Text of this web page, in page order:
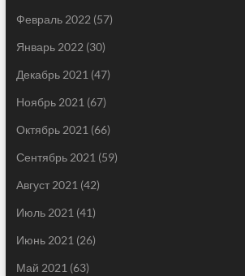
Февраль 2022 (57)
Январь 2022 (30)
Декабрь 2021 (47)
Ноябрь 2021 (67)
Октябрь 2021 (66)
Сентябрь 2021 (59)
Август 2021 (42)
Июль 2021 (41)
Июнь 2021 (26)
Май 2021 (63)